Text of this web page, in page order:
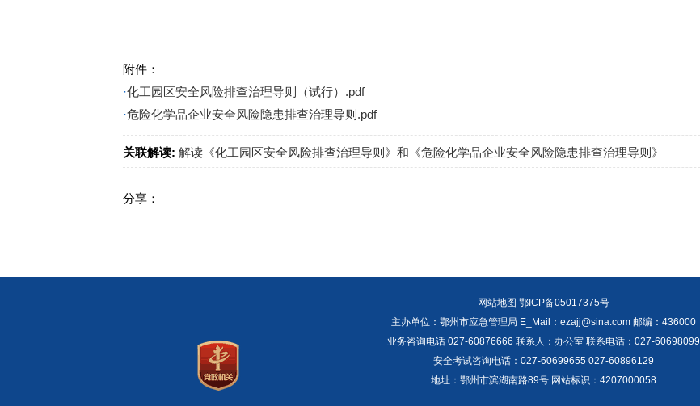
附件：
·化工园区安全风险排查治理导则（试行）.pdf
·危险化学品企业安全风险隐患排查治理导则.pdf
关联解读: 解读《化工园区安全风险排查治理导则》和《危险化学品企业安全风险隐患排查治理导则》
分享：
网站地图 鄂ICP备05017375号
主办单位：鄂州市应急管理局 E_Mail：ezajj@sina.com 邮编：436000
业务咨询电话 027-60876666 联系人：办公室 联系电话：027-60698099
安全考试咨询电话：027-60699655 027-60896129
地址：鄂州市滨湖南路89号 网站标识：4207000058